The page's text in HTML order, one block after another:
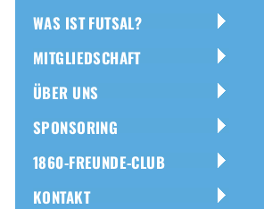
WAS IST FUTSAL?
MITGLIEDSCHAFT
ÜBER UNS
SPONSORING
1860-FREUNDE-CLUB
KONTAKT